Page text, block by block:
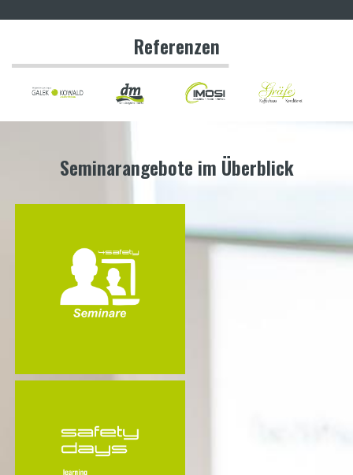
Referenzen
Seminarangebote im Überblick